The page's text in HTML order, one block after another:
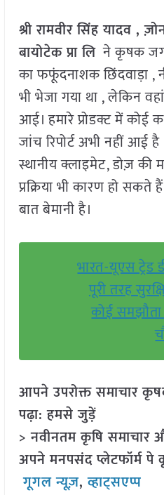
श्री रामवीर सिंह यादव ,
बायोटेक प्रा लिने कृषक
का फफूंदनाशक छिंदवाड़ा ,
भी भेजा गया था , लेकिन
आई। हमारे प्रोडक्ट में कोई
जांच रिपोर्ट अभी नहीं आई
स्थानीय क्लाइमेट, डोज़ की
प्रक्रिया भी कारण हो
बात बेमानी है।
भारत-यूएस ट्रेड
पूरी तरह
कोई
आपने उपरोक्त समाचार
पढ़ा: हमसे जुड़ें
> नवीनतम कृषि
अपने मनपसंद प्लेटफॉर्म
गूगल न्यूज़,व्हाट्सएप्प